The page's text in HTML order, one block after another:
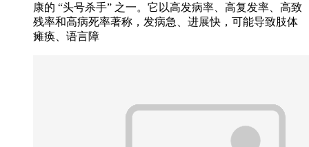
康的 “头号杀手” 之一。它以高发病率、高复发率、高致
残率和高病死率著称，发病急、进展快，可能导致肢体
瘫痪、语言障